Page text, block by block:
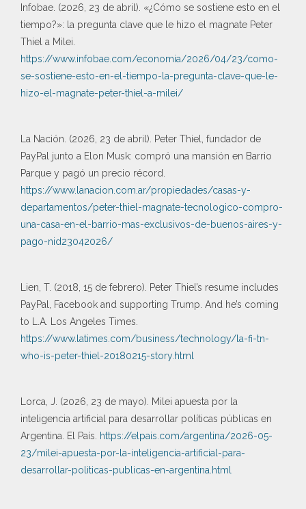
Infobae. (2026, 23 de abril). «¿Cómo se sostiene esto en el
tiempo?»: la pregunta clave que le hizo el magnate Peter
Thiel a Milei.
https://www.infobae.com/economia/2026/04/23/como-
se-sostiene-esto-en-el-tiempo-la-pregunta-clave-que-le-
hizo-el-magnate-peter-thiel-a-milei/
La Nación. (2026, 23 de abril). Peter Thiel, fundador de
PayPal junto a Elon Musk: compró una mansión en Barrio
Parque y pagó un precio récord.
https://www.lanacion.com.ar/propiedades/casas-y-
departamentos/peter-thiel-magnate-tecnologico-compro-
una-casa-en-el-barrio-mas-exclusivos-de-buenos-aires-y-
pago-nid23042026/
Lien, T. (2018, 15 de febrero). Peter Thiel’s resume includes
PayPal, Facebook and supporting Trump. And he’s coming
to L.A. Los Angeles Times.
https://www.latimes.com/business/technology/la-fi-tn-
who-is-peter-thiel-20180215-story.html
Lorca, J. (2026, 23 de mayo). Milei apuesta por la
inteligencia artificial para desarrollar políticas públicas en
Argentina. El País.
https://elpais.com/argentina/2026-05-
23/milei-apuesta-por-la-inteligencia-artificial-para-
desarrollar-politicas-publicas-en-argentina.html